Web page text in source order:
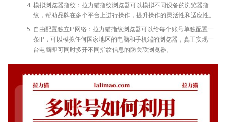
模拟浏览器指纹：拉力猫指纹浏览器可以模拟不同设备的浏览器指
纹，帮助品牌在多个平台上进行操作，提升操作的灵活性和适应性。
自由配置独立IP网络：拉力猫指纹浏览器可以给每个账号单独配置一
条IP，可以模拟任何国家地区的电脑和手机端的浏览器，真正实现一
台电脑即可同时多开不同指纹信息的防关联浏览器。